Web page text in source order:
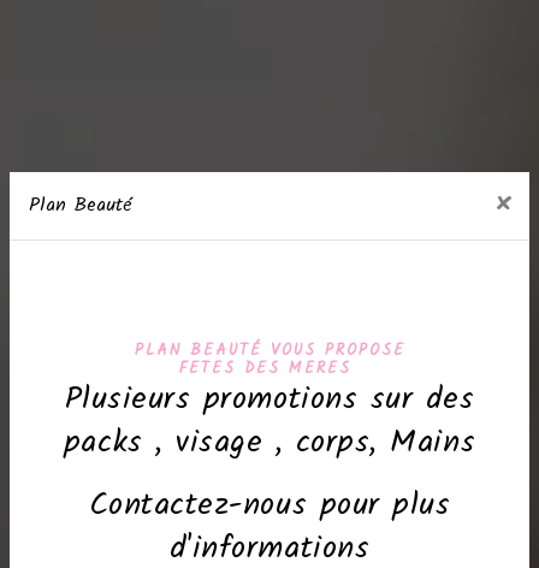
Plan Beauté ×
PLAN BEAUTÉ VOUS PROPOSE
FETES DES MERES
Plusieurs promotions sur des
packs , visage , corps, Mains
Contactez-nous pour plus
d'informations